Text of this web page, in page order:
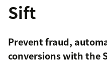
Sift
Prevent fraud,
conversions with the